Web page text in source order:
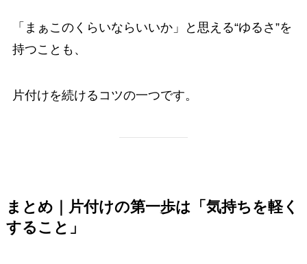
「まぁこのくらいならいいか」と思える“ゆるさ”を
持つことも、
片付けを続けるコツの一つです。
まとめ｜片付けの第一歩は「気持ちを軽く
すること」